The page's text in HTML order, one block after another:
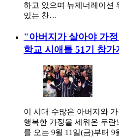
하고 있으며 뉴제너레이션
있는 찬…
"아버지가 살아야 가
학교 시애틀 51기 참가
이 시대 수많은 아버지와
행복한 가정을 세워온 두란
를 오는 9월 11일(금)부터 9